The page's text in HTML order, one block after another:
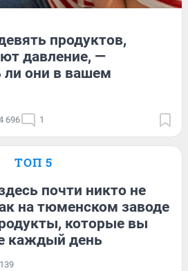
продуктов,
давление, —
ли они в вашем
696 1
ТОП 5
почти никто не
на тюменском заводе
которые вы
каждый день
139